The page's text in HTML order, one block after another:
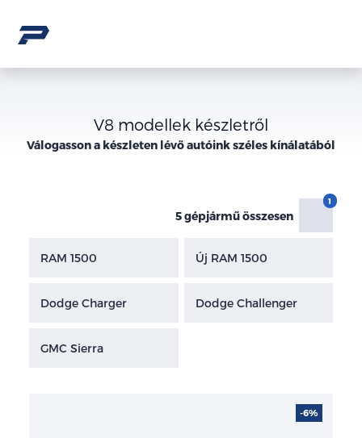
V8 modellek készletről
Válogasson a készleten lévőautóink széles kínálatából
5 gépjármű összesen
RAM 1500 Új RAM 1500
Dodge Charger Dodge Challenger
GMC Sierra
-6%